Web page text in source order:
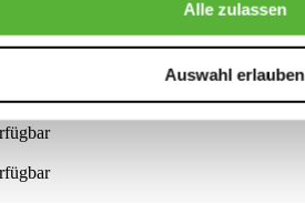
Alle zulassen
Auswahl erlauben
verfügbar